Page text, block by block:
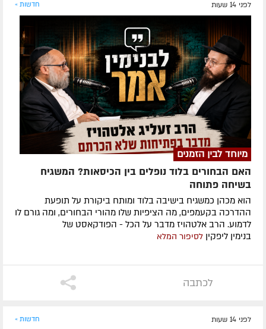
לפני 14 שעות חדשות »
מיוחד לבין הזמנים
האם הבחורים בלוד נופלים בין הכיסאות? המשגיח
בשיחה פתוחה
הוא מכהן כמשגיח בישיבה בלוד ומותח ביקורת על תופעת
ההדרכה בקעמפים, מה הציפיות שלו מהורי הבחורים, ומה גורם לו
לדמוע. הרב אלטהויז מדבר על הכל - הפודקאסט של
בנימין ליפקין לסיפור המלא
לכתבה
לפני 14 שעות חדשות »